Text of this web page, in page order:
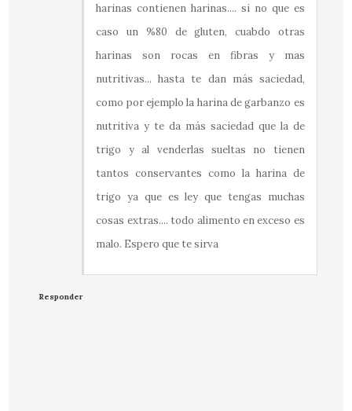
harinas contienen harinas.... si no que es
caso un %80 de gluten, cuabdo otras
harinas son rocas en fibras y mas
nutritivas... hasta te dan más saciedad,
como por ejemplo la harina de garbanzo es
nutritiva y te da más saciedad que la de
trigo y al venderlas sueltas no tienen
tantos conservantes como la harina de
trigo ya que es ley que tengas muchas
cosas extras.... todo alimento en exceso es
malo. Espero que te sirva
Responder